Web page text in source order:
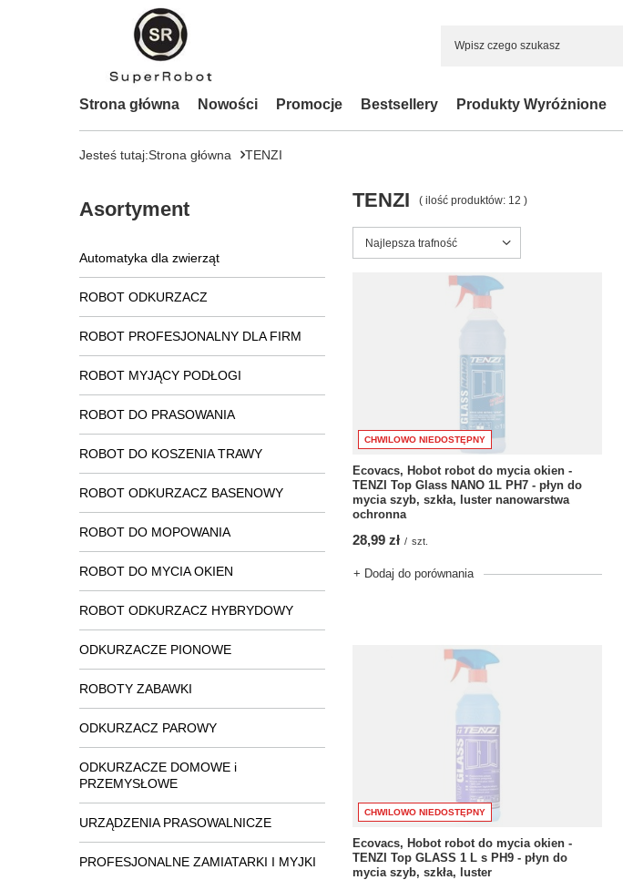
Strona główna Nowości Promocje Bestsellery Produkty Wyróżnione
Jesteś tutaj:Strona główna TENZI
Asortyment
Automatyka dla zwierząt
ROBOT ODKURZACZ
ROBOT PROFESJONALNY DLA FIRM
ROBOT MYJĄCY PODŁOGI
ROBOT DO PRASOWANIA
ROBOT DO KOSZENIA TRAWY
ROBOT ODKURZACZ BASENOWY
ROBOT DO MOPOWANIA
ROBOT DO MYCIA OKIEN
ROBOT ODKURZACZ HYBRYDOWY
ODKURZACZE PIONOWE
ROBOTY ZABAWKI
ODKURZACZ PAROWY
ODKURZACZE DOMOWE i
PRZEMYSŁOWE
URZĄDZENIA PRASOWALNICZE
PROFESJONALNE ZAMIATARKI I MYJKI
TENZI ( ilość produktów: 12 )
Zmień sortowanie
Najlepsza trafność
CHWILOWO NIEDOSTĘPNY
Ecovacs, Hobot robot do mycia okien -
TENZI Top Glass NANO 1L PH7 - płyn do
mycia szyb, szkła, luster nanowarstwa
ochronna
28,99 zł / szt.
+ Dodaj do porównania
CHWILOWO NIEDOSTĘPNY
Ecovacs, Hobot robot do mycia okien -
TENZI Top GLASS 1 L s PH9 - płyn do
mycia szyb, szkła, luster